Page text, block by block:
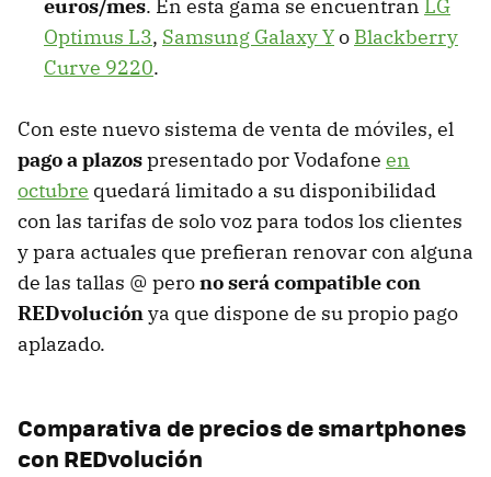
euros/mes. En esta gama se encuentran LG
Optimus L3, Samsung Galaxy Yo Blackberry
Curve 9220.
Con este nuevo sistema de venta de móviles, el
pago a plazospresentado por Vodafone en
octubre quedará limitado a su disponibilidad
con las tarifas de solo voz para todos los clientes
y para actuales que prefieran renovar con alguna
de las tallas @ perono será compatible con
REDvoluciónya que dispone de su propio pago
aplazado.
Comparativa de precios de smartphones
con REDvolución